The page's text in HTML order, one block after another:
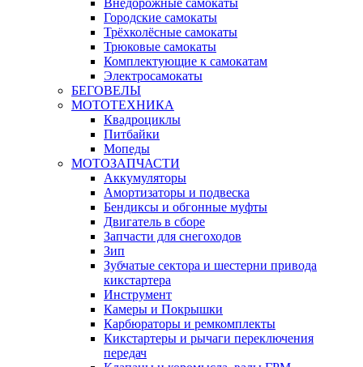
Городские самокаты
Трёхколёсные самокаты
Трюковые самокаты
Комплектующие к самокатам
Электросамокаты
БЕГОВЕЛЫ
МОТОТЕХНИКА
Квадроциклы
Питбайки
Мопеды
МОТОЗАПЧАСТИ
Аккумуляторы
Амортизаторы и подвеска
Бендиксы и обгонные муфты
Двигатель в сборе
Запчасти для снегоходов
Зип
Зубчатые сектора и шестерни привода
кикстартера
Инструмент
Камеры и Покрышки
Карбюраторы и ремкомплекты
Кикстартеры и рычаги переключения
передач